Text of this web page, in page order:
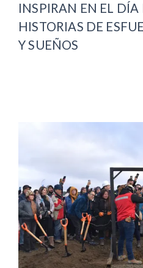
INSPIRAN EN EL
HISTORIAS DE
Y SUEÑOS